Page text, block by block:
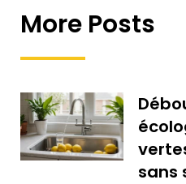
More Posts
sans